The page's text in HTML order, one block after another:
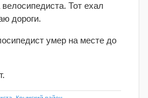
Тот ехал
дороги.
умер на месте до